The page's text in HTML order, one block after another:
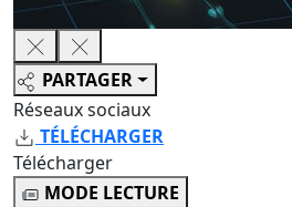
PARTAGER
Réseaux sociaux
TÉLÉCHARGER
Télécharger
MODE LECTURE